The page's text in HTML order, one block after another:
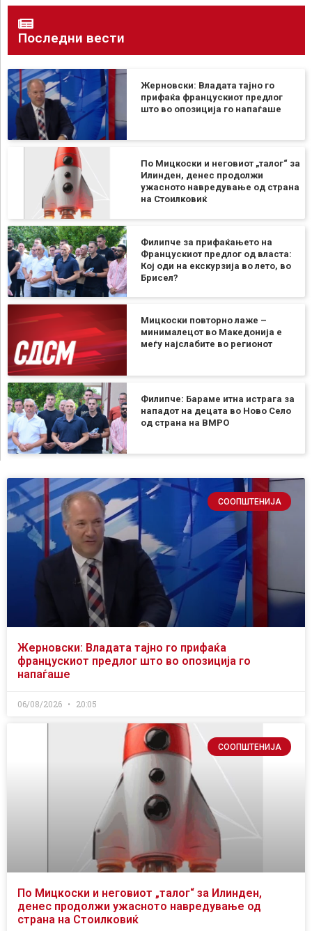
Последни вести
Жерновски: Владата тајно го
прифаќа францускиот предлог
што во опозиција го напаѓаше
По Мицкоски и неговиот „талог“ за
Илинден, денес продолжи
ужасното навредување од страна
на Стоилковиќ
Филипче за прифаќањето на
Францускиот предлог од власта:
Кој оди на екскурзија во лето, во
Брисел?
Мицкоски повторно лаже –
минималецот во Македонија е
меѓу најслабите во регионот
Филипче: Бараме итна истрага за
нападот на децата во Ново Село
од страна на ВМРО
СООПШТЕНИЈА
Жерновски: Владата тајно го прифаќа
францускиот предлог што во опозиција го
напаѓаше
06/08/2026 20:05
СООПШТЕНИЈА
По Мицкоски и неговиот „талог“ за Илинден,
денес продолжи ужасното навредување од
страна на Стоилковиќ